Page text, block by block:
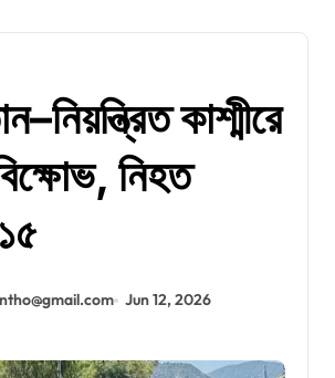
কাশ্মীরে
নিহত
Jun 12, 2026